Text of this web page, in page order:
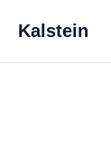
Kalstein